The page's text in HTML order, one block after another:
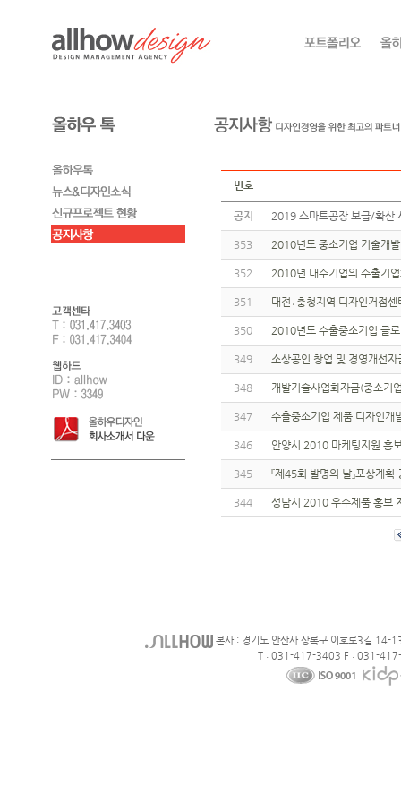
번호
공지 2019 스마트공장 보급/확
353 2010년도 중소기업 기술개
352 2010년 내수기업의 수출기
351 대전․충청지역 디자인거점
350 2010년도 수출중소기업 글
349 소상공인 창업 및 경영개선
348 개발기술사업화자금(중소기
347 수출중소기업 제품 디자인
346 안양시 2010 마케팅지원 홍
345 『제45회 발명의 날』포상계
344 성남시 2010 우수제품 홍보
본사 : 경기도 안산사 상록구 이호로3길 14-
T : 031-417-3403 F : 031-